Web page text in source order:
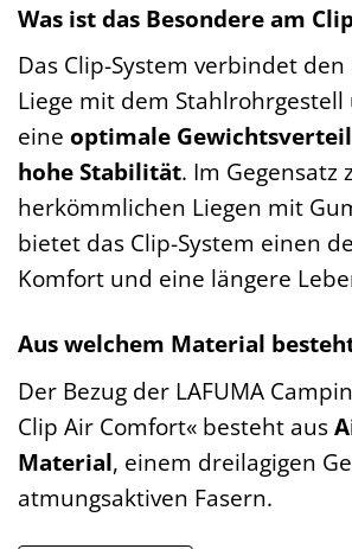
Was ist das Besondere am
Das Clip-System verbindet den
Liege mit dem
eine optimale
hohe Stabilität. Im Gegensatz
herkömmlichen Liegen mit
bietet das Clip-System einen
Komfort und eine längere
Aus welchem Material
Der Bezug der LAFUMA
Clip Air Comfort« besteht aus
Material, einem dreilagigen
atmungsaktiven Fasern.